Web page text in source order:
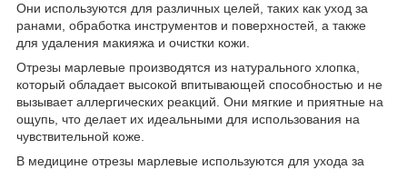
Они используются для различных целей, таких как уход за
ранами, обработка инструментов и поверхностей, а также
для удаления макияжа и очистки кожи.
Отрезы марлевые производятся из натурального хлопка,
который обладает высокой впитывающей способностью и не
вызывает аллергических реакций. Они мягкие и приятные на
ощупь, что делает их идеальными для использования на
чувствительной коже.
В медицине отрезы марлевые используются для ухода за